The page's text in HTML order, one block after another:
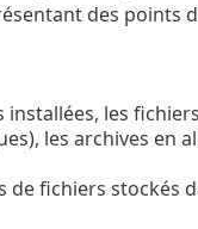
des points
les
les archives en
fichiers stockés